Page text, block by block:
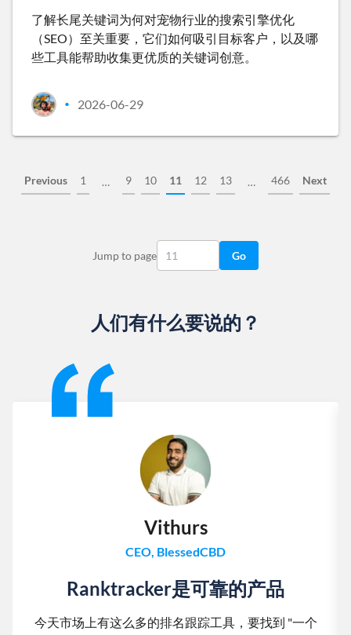
了解长尾关键词为何对宠物行业的搜索引擎优化
（SEO）至关重要，它们如何吸引目标客户，以及哪
些工具能帮助收集更优质的关键词创意。
• 2026-06-29
Previous 1 … 9 10 11 12 13 … 466 Next
Jump to page Go
人们有什么要说的？
Vithurs
CEO, BlessedCBD
Ranktracker是可靠的产品
今天市场上有这么多的排名跟踪工具，要找到 "一个